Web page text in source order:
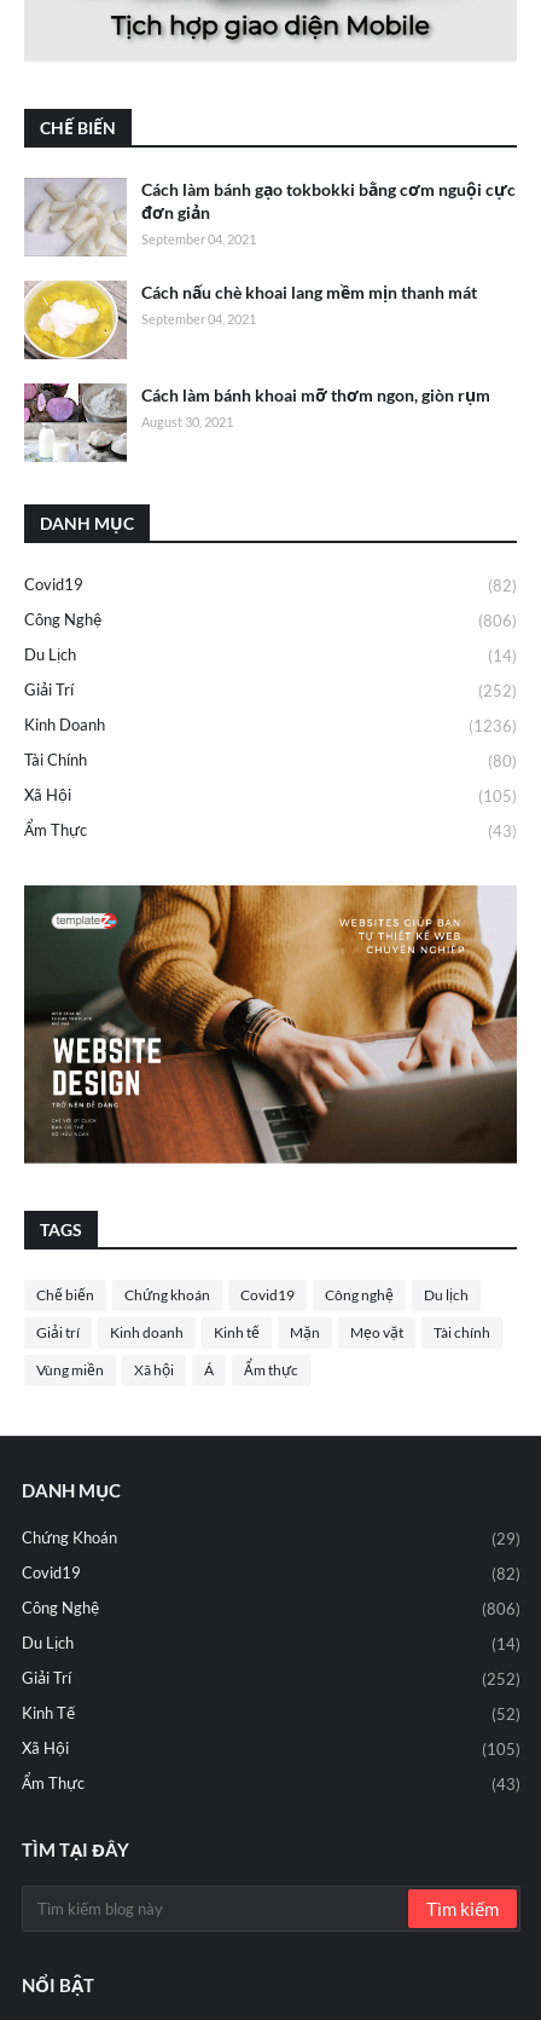
CHẾ BIẾN
Cách làm bánh gạo tokbokki bằng cơm nguội cực
đơn giản
September 04, 2021
Cách nấu chè khoai lang mềm mịn thanh mát
September 04, 2021
Cách làm bánh khoai mỡ thơm ngon, giòn rụm
August 30, 2021
DANH MỤC
Covid19
(82)
Công Nghệ
(806)
Du Lịch
(14)
Giải Trí
(252)
Kinh Doanh
(1236)
Tài Chính
(80)
Xã Hội
(105)
Ẩm Thực
(43)
TAGS
Chế biến Chứng khoán Covid19 Công nghệ Du lịch
Giải trí Kinh doanh Kinh tế Mặn Mẹo vặt Tài chính
Vùng miền Xã hội Á Ẩm thực
DANH MỤC
Chứng Khoán
(29)
Covid19
(82)
Công Nghệ
(806)
Du Lịch
(14)
Giải Trí
(252)
Kinh Tế
(52)
Xã Hội
(105)
Ẩm Thực
(43)
TÌM TẠI ĐÂY
NỔI BẬT